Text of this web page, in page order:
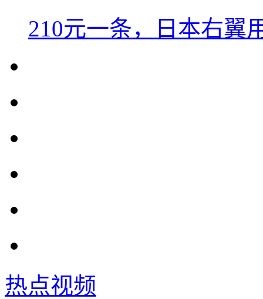
210元一条，日本右翼
热点视频